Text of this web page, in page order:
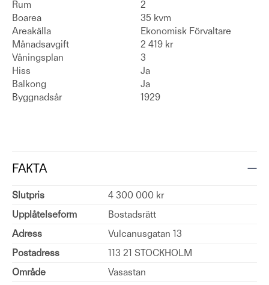
Rum
2
Boarea
35 kvm
Areakälla
Ekonomisk Förvaltare
Månadsavgift
2 419 kr
Våningsplan
3
Hiss
Ja
Balkong
Ja
Byggnadsår
1929
FAKTA
Slutpris
4 300 000 kr
Upplåtelseform
Bostadsrätt
Adress
Vulcanusgatan 13
Postadress
113 21 STOCKHOLM
Område
Vasastan